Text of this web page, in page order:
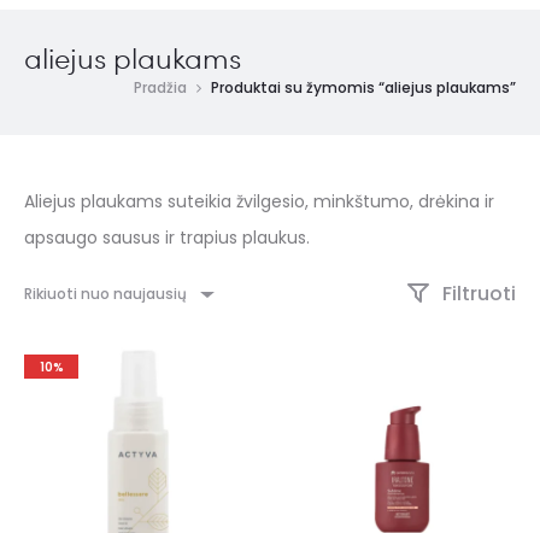
aliejus plaukams
Pradžia Produktai su žymomis “aliejus plaukams”
Aliejus plaukams suteikia žvilgesio, minkštumo, drėkina ir
apsaugo sausus ir trapius plaukus.
Rikiuoti nuo naujausių Filtruoti
10%